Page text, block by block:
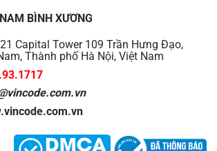
BÌNH XƯƠNG
Capital Tower 109 Trần Hưng Đạo,
Thành phố Hà Nội, Việt Nam